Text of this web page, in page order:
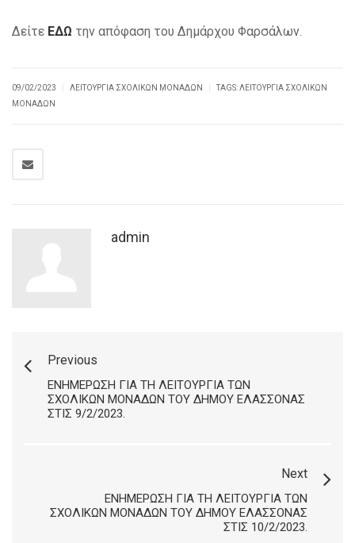
Δείτε ΕΔΩ την απόφαση του Δημάρχου Φαρσάλων.
09/02/2023 ΛΕΙΤΟΥΡΓΊΑ ΣΧΟΛΙΚΏΝ ΜΟΝΆΔΩΝ TAGS:ΛΕΙΤΟΥΡΓΊΑ ΣΧΟΛΙΚΏΝ
ΜΟΝΆΔΩΝ
admin
Previous
ΕΝΗΜΈΡΩΣΗ ΓΙΑ ΤΗ ΛΕΙΤΟΥΡΓΊΑ ΤΩΝ
ΣΧΟΛΙΚΏΝ ΜΟΝΆΔΩΝ ΤΟΥ ΔΉΜΟΥ ΕΛΑΣΣΌΝΑΣ
ΣΤΙΣ 9/2/2023.
Next
ΕΝΗΜΈΡΩΣΗ ΓΙΑ ΤΗ ΛΕΙΤΟΥΡΓΊΑ ΤΩΝ
ΣΧΟΛΙΚΏΝ ΜΟΝΆΔΩΝ ΤΟΥ ΔΉΜΟΥ ΕΛΑΣΣΌΝΑΣ
ΣΤΙΣ 10/2/2023.